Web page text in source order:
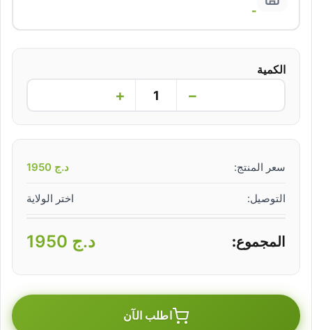
-
الكمية
−
+
سعر المنتج: د.ج
التوصيل: اختر الولاية
المجموع: د.ج
اطلب الآن